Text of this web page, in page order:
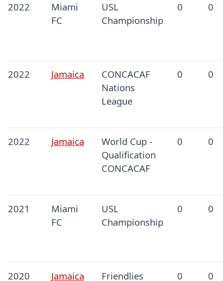
2022
Miami
FC
USL
Championship
0 0
2022 Jamaica
CONCACAF
Nations
League
0 0
2022 Jamaica
World Cup -
Qualification
CONCACAF
0 0
2021
Miami
FC
USL
Championship
0 0
2020 Jamaica Friendlies 0 0